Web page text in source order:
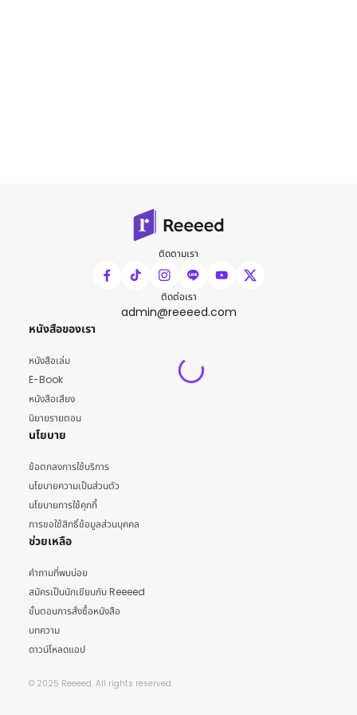
ติดตามเรา
ติดต่อเรา
admin@reeeed.com
หนังสือของเรา
หนังสือเล่ม
E-Book
หนังสือเสียง
นิยายรายตอน
นโยบาย
ข้อตกลงการใช้บริการ
นโยบายความเป็นส่วนตัว
นโยบายการใช้คุกกี้
การขอใช้สิทธิ์ข้อมูลส่วนบุคคล
ช่วยเหลือ
คำถามที่พบบ่อย
สมัครเป็นนักเขียนกับ Reeeed
ขั้นตอนการสั่งซื้อหนังสือ
บทความ
ดาวน์โหลดแอป
© 2025 Reeeed. All rights reserved.